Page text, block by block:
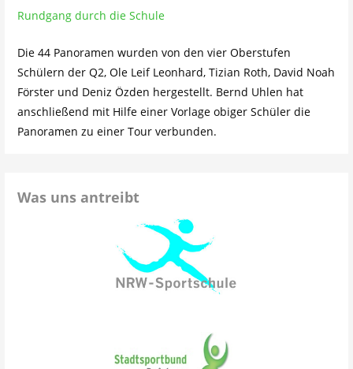
Rundgang durch die Schule
Die 44 Panoramen wurden von den vier Oberstufen
Schülern der Q2, Ole Leif Leonhard, Tizian Roth, David Noah
Förster und Deniz Özden hergestellt. Bernd Uhlen hat
anschließend mit Hilfe einer Vorlage obiger Schüler die
Panoramen zu einer Tour verbunden.
Was uns antreibt